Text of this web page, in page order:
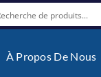
À Propos De Nous